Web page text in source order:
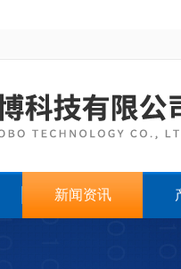
新闻资讯